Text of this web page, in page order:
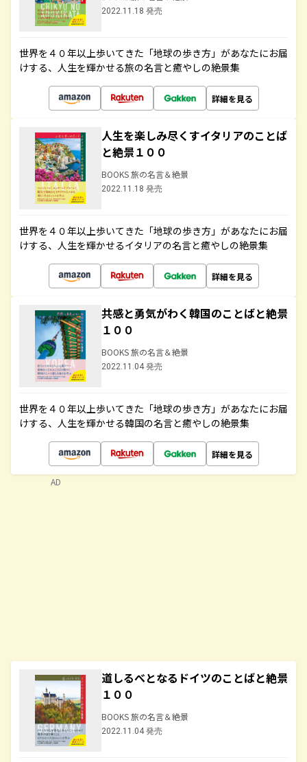
2022.11.18 発売
世界を４０年以上歩いてきた「地球の歩き方」があなたにお届
けする、人生を輝かせる旅の名言と癒やしの絶景集
詳細を見る
人生を楽しみ尽くすイタリアのことば
と絶景１００
BOOKS 旅の名言＆絶景
2022.11.18 発売
世界を４０年以上歩いてきた「地球の歩き方」があなたにお届
けする、人生を輝かせるイタリアの名言と癒やしの絶景集
詳細を見る
共感と勇気がわく韓国のことばと絶景
１００
BOOKS 旅の名言＆絶景
2022.11.04 発売
世界を４０年以上歩いてきた「地球の歩き方」があなたにお届
けする、人生を輝かせる韓国の名言と癒やしの絶景集
詳細を見る
道しるべとなるドイツのことばと絶景
１００
BOOKS 旅の名言＆絶景
2022.11.04 発売
AD